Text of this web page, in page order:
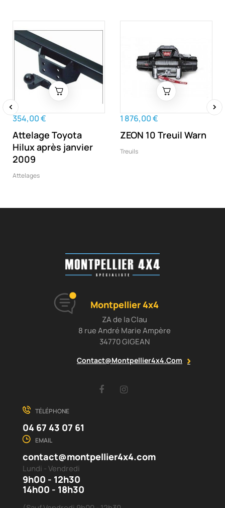
354,00 €
Attelage Toyota
Hilux après janvier
2009
Attelages
1 876,00 €
ZEON 10 Treuil Warn
Treuils
‹
Montpellier 4x4
ZA de la Clau
8 rue André Marie Ampère
34770 GIGEAN
Contact@montpellier4x4.com
Facebook
TÉLÉPHONE
04 67 43 07 61
EMAIL
contact@montpellier4x4.com
Lundi - Vendredi
9h00 - 12h30
14h00 - 18h30